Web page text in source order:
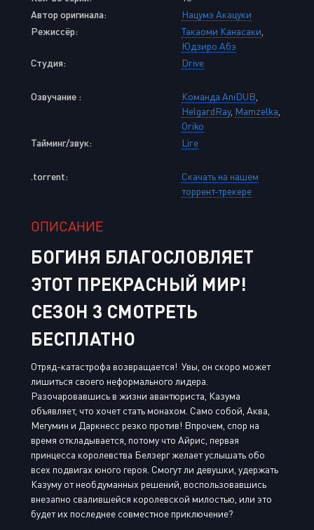
Автор оригинала:
Нацумэ Акацуки
Режиссёр:
Такаоми Канасаки
Юдзиро Абэ
Студия:
Drive
Озвучание : Команда AniDUB
HelgardRay, Mamzelka
Oriko
Тайминг/звук:
Lire
.torrent:
Скачать на нашем
торрент-трекере
ОПИСАНИЕ
БОГИНЯ БЛАГОСЛОВЛЯЕТ
ЭТОТ ПРЕКРАСНЫЙ МИР!
СЕЗОН 3 СМОТРЕТЬ
БЕСПЛАТНО
Отряд-катастрофа возвращается! Увы, он скоро может
лишиться своего неформального лидера.
Разочаровавшись в жизни авантюриста, Казума
объявляет, что хочет стать монахом. Само собой, Аква,
Мегумин и Даркнесс резко против! Впрочем, спор на
время откладывается, потому что Айрис, первая
принцесса королевства Белзерг желает услышать обо
всех подвигах юного героя. Смогут ли девушки, удержать
Казуму от необдуманных решений, воспользовавшись
внезапно свалившейся королевской милостью, или это
будет их последнее совместное приключение?